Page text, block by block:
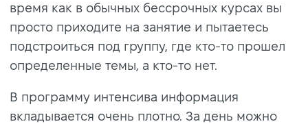
время как в обычных бессрочных курсах вы
просто приходите на занятие и пытаетесь
подстроиться под группу, где кто-то прошел
определенные темы, а кто-то нет.
В программу интенсива информация
вкладывается очень плотно. За день можно